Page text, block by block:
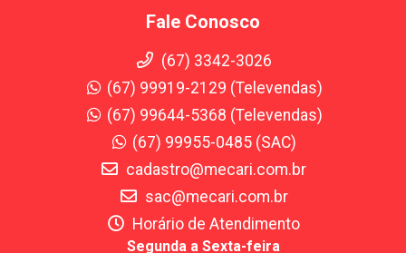
Fale Conosco
(67) 3342-3026
(67) 99919-2129 (Televendas)
(67) 99644-5368 (Televendas)
(67) 99955-0485 (SAC)
cadastro@mecari.com.br
sac@mecari.com.br
Horário de Atendimento
Segunda a Sexta-feira